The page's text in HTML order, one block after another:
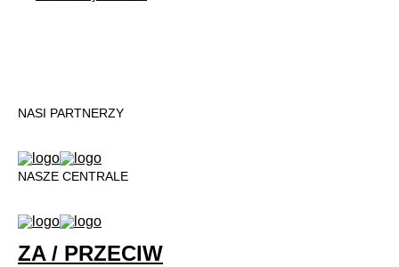
NASI PARTNERZY
NASZE CENTRALE
ZA / PRZECIW